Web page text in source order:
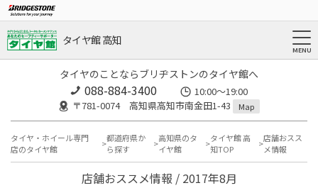
タイヤ館 高知
タイヤのことならブリヂストンのタイヤ館へ
088-884-3400
10:00〜19:00
〒781-0074 高知県高知市南金田1-43
Map
タイヤ・ホイール専門
店のタイヤ館
都道府県か
ら探す
高知県のタ
イヤ館
タイヤ館 高
知TOP
店舗おスス
メ情報
店舗おススメ情報 / 2017年8月